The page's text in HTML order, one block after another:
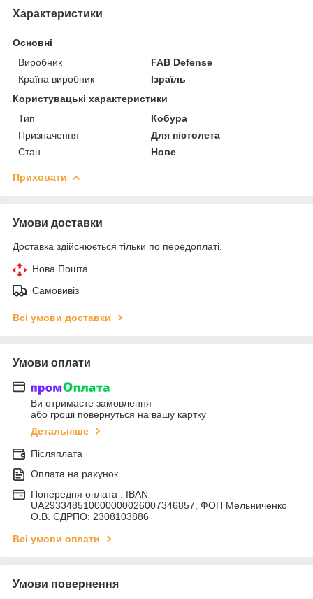
Характеристики
Основні
Виробник
FAB Defense
Країна виробник
Ізраїль
Користувацькі характеристики
Тип
Кобура
Призначення
Для пістолета
Стан
Нове
Приховати
Умови доставки
Доставка здійснюється тільки по передоплаті.
Нова Пошта
Самовивіз
Всі умови доставки
Умови оплати
Ви отримаєте замовлення
або гроші повернуться на вашу картку
Детальніше
Післяплата
Оплата на рахунок
Попередня оплата : IBAN
UA293348510000000026007346857, ФОП Мельниченко
О.В. ЄДРПО: 2308103886
Всі умови оплати
Умови повернення